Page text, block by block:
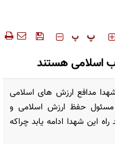
‍‍‍ پ پ
اسلامی هستند
شهدا مدافع ارزش های اسلامی
حفظ ارزش اسلامی و
این شهدا ادامه یابد چراکه